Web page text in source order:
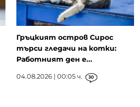
Гръцкият остров Сирос
търси гледачи на котки:
Работният ден е...
04.08.2026 | 00:05 ч. 30